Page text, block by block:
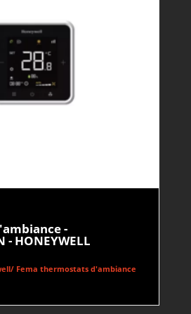
-
- HONEYWELL
Fema thermostats d'ambiance